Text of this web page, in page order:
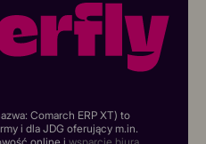
Comarch ERP XT) to
i dla JDG oferujący m.in.